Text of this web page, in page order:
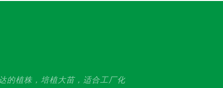
的植株，培植大苗，适合工厂化